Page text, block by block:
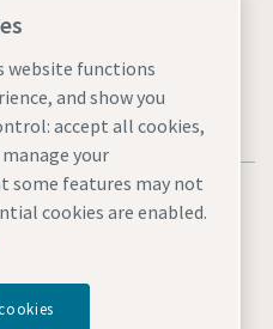
网站地图
31010602005937号
）投资有限公司
website functions
and show you
accept all cookies,
your
some features may not
cookies are enabled.